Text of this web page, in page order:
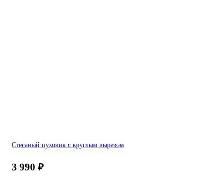
Стеганый пуховик c круглым вырезом
3 990 ₽